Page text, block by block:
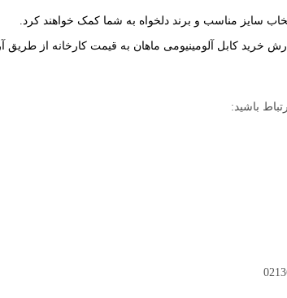
سایز مناسب و برند دلخواه به شما کمک خواهند کرد.
خرید کابل آلومینیومی ماهان به قیمت کارخانه از طریق
باشید: